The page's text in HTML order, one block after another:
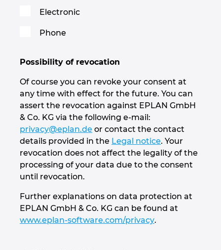
Electronic
Phone
Possibility of revocation
Of course you can revoke your consent at
any time with effect for the future. You can
assert the revocation against EPLAN GmbH
& Co. KG via the following e-mail:
privacy@eplan.de or contact the contact
details provided in the Legal notice. Your
revocation does not affect the legality of the
processing of your data due to the consent
until revocation.
Further explanations on data protection at
EPLAN GmbH & Co. KG can be found at
www.eplan-software.com/privacy.